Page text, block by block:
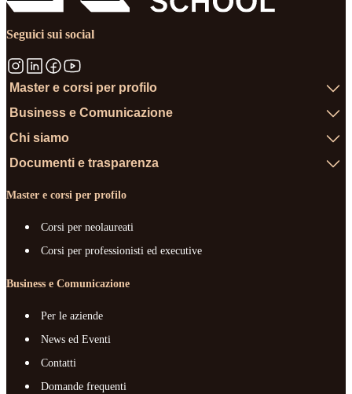
Seguici sui social
Master e corsi per profilo
Business e Comunicazione
Chi siamo
Documenti e trasparenza
Master e corsi per profilo
Corsi per neolaureati
Corsi per professionisti ed executive
Business e Comunicazione
Per le aziende
News ed Eventi
Contatti
Domande frequenti